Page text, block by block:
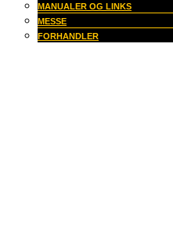
MANUALER OG LINKS
MESSE
FORHANDLER